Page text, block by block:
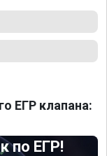
ЕГР клапана:
по ЕГР!